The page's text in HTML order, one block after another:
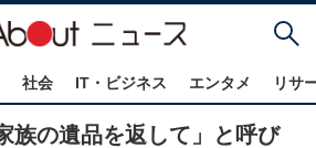
社会 IT・ビジネス エンタメ リサ
族の遺品を返して」と呼び